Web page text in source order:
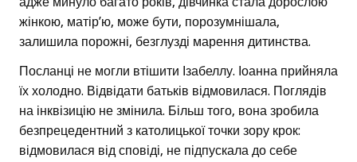
жінкою, матір’ю, може бути, порозумнішала,
залишила порожні, безглузді марення дитинства.
Посланці не могли втішити Ізабеллу. Іоанна прийняла
їх холодно. Відвідати батьків відмовилася. Поглядів
на інквізицію не змінила. Більш того, вона зробила
безпрецедентний з католицької точки зору крок:
відмовилася від сповіді, не підпускала до себе